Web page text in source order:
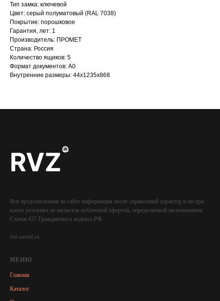
Тип замка: ключевой
Цвет: серый полуматовый (RAL 7038)
Покрытие: порошковое
Гарантия, лет: 1
Производитель: ПРОМЕТ
Страна: Россия
Количество ящиков: 5
Формат документов: А0
Внутренние размеры: 44х1235х868
Вся представленная на сайте информация носит справочный характер и ни при
каких условиях не является публичной офертой, определяемой положениями
Статьи 437 Гражданского кодекса РФ.
rvz-zavod.ru
МЕНЮ
Главная
Каталог